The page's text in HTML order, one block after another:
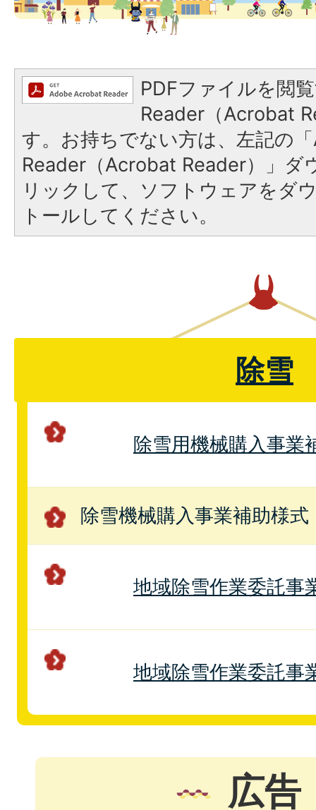
PDFファイルを閲
Reader（Acrobat
す。お持ちでない方は、左記の
Reader（Acrobat Reader）」ダ
リックして、ソフトウェアをダ
トールしてください。
除雪
除雪用機械購入事業
除雪機械購入事業補助様式
地域除雪作業委託事
地域除雪作業委託事
広告